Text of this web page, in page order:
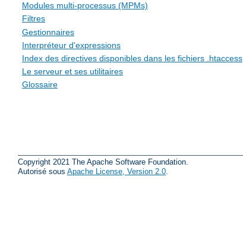
Modules multi-processus (MPMs)
Filtres
Gestionnaires
Interpréteur d'expressions
Index des directives disponibles dans les fichiers .htaccess
Le serveur et ses utilitaires
Glossaire
Copyright 2021 The Apache Software Foundation.
Autorisé sous Apache License, Version 2.0